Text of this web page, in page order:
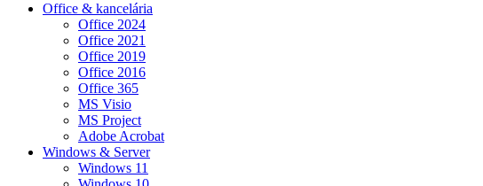
Office & kancelária
Office 2024
Office 2021
Office 2019
Office 2016
Office 365
MS Visio
MS Project
Adobe Acrobat
Windows & Server
Windows 11